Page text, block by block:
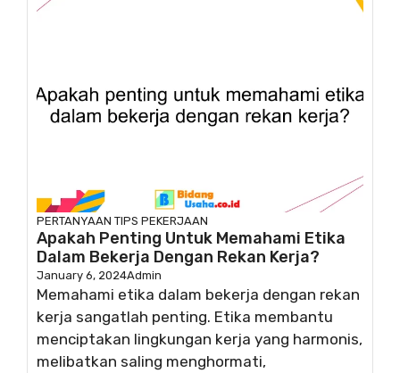
PERTANYAAN TIPS PEKERJAAN
Apakah Penting Untuk Memahami Etika
Dalam Bekerja Dengan Rekan Kerja?
January 6, 2024Admin
Memahami etika dalam bekerja dengan rekan
kerja sangatlah penting. Etika membantu
menciptakan lingkungan kerja yang harmonis,
melibatkan saling menghormati,